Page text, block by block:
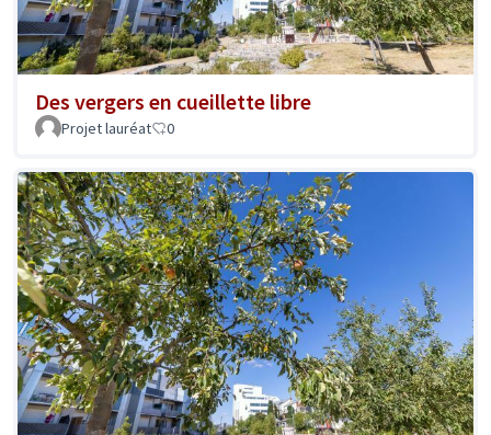
Des vergers en cueillette libre
Projet lauréat 0